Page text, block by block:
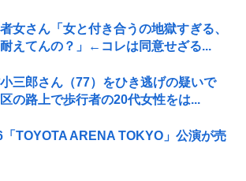
女さん「女と付き合うの地獄すぎる、
えてんの？」←コレは同意せざる...
小三郎さん（77）をひき逃げの疑いで
の路上で歩行者の20代女性をは...
TOYOTA ARENA TOKYO」公演が売